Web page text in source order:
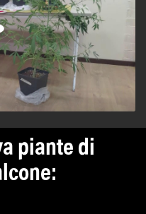
piante di